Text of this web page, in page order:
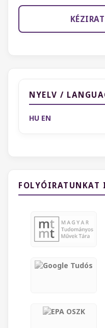
NYELV /
HU EN
FOLYÓIRATUNKAT